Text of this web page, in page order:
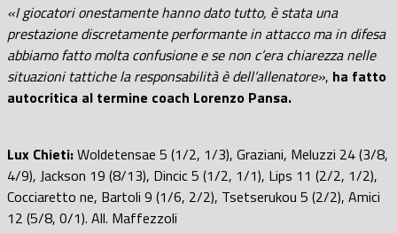
«I giocatori onestamente hanno dato tutto, è stata una
prestazione discretamente performante in attacco ma in difesa
abbiamo fatto molta confusione e se non c’era chiarezza nelle
situazioni tattiche la responsabilità è dell’allenatore», ha fatto
autocritica al termine coach Lorenzo Pansa.
Lux Chieti:Woldetensae 5 (1/2, 1/3), Graziani, Meluzzi 24 (3/8,
4/9), Jackson 19 (8/13), Dincic 5 (1/2, 1/1), Lips 11 (2/2, 1/2),
Cocciaretto ne, Bartoli 9 (1/6, 2/2), Tsetserukou 5 (2/2), Amici
12 (5/8, 0/1). All. Maffezzoli